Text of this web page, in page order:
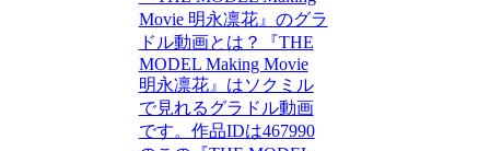
Movie 明永凛花』のグラ
ドル動画とは？『THE
MODEL Making Movie
明永凛花』はソクミル
で見れるグラドル動画
です。作品IDは467990